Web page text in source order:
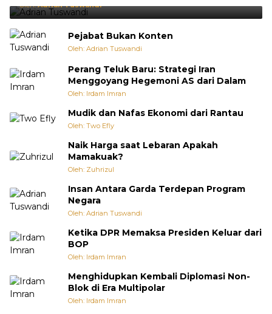
Oleh:Adrian Tuswandi
Pejabat Bukan Konten
Oleh: Adrian Tuswandi
Perang Teluk Baru: Strategi Iran
Menggoyang Hegemoni AS dari Dalam
Oleh: Irdam Imran
Mudik dan Nafas Ekonomi dari Rantau
Oleh: Two Efly
Naik Harga saat Lebaran Apakah
Mamakuak?
Oleh: Zuhrizul
Insan Antara Garda Terdepan Program
Negara
Oleh: Adrian Tuswandi
Ketika DPR Memaksa Presiden Keluar dari
BOP
Oleh: Irdam Imran
Menghidupkan Kembali Diplomasi Non-
Blok di Era Multipolar
Oleh: Irdam Imran